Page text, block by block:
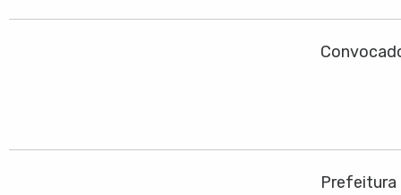
Prefeitura